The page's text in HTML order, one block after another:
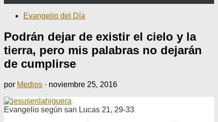
Evangelio del Día
Podrán dejar de existir el cielo y la
tierra, pero mis palabras no dejarán
de cumplirse
por Medios · noviembre 25, 2016
Evangelio según san Lucas 21, 29-33